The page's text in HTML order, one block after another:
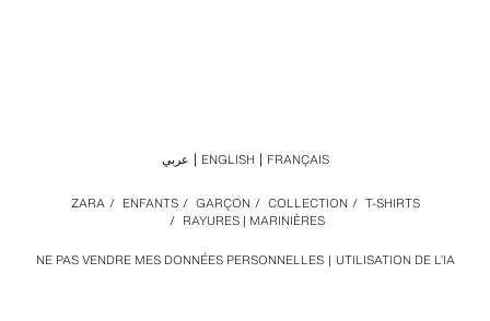
NE PAS VENDRE MES DONNÉES PERSONNELLES UTILISATION DE L’IA
ZARA / ENFANTS / GARÇON / COLLECTION / T-SHIRTS
/ RAYURES | MARINIÈRES
عربي ENGLISH FRANÇAIS